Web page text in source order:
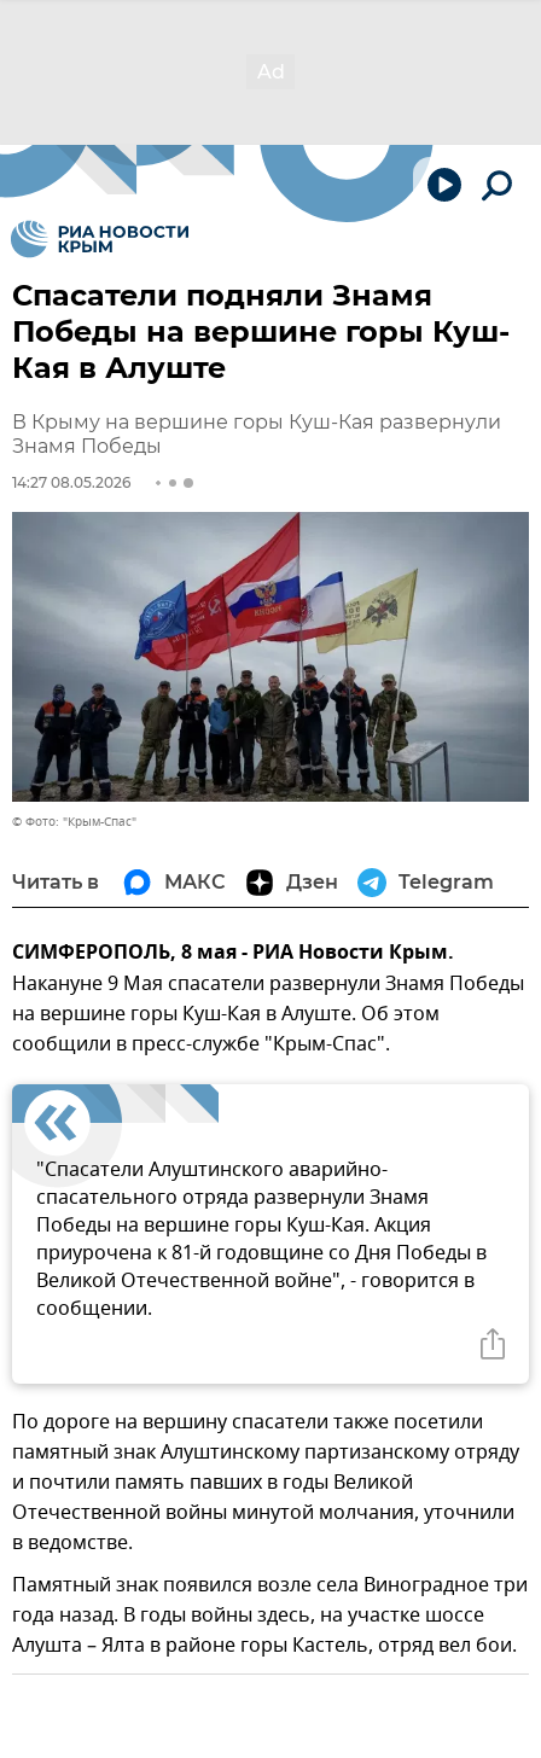
Спасатели подняли Знамя
Победы на вершине горы Куш-
Кая в Алуште
В Крыму на вершине горы Куш-Кая развернули
Знамя Победы
14:27 08.05.2026
© Фото: "Крым-Спас"
Читать в МАКС Дзен Telegram
СИМФЕРОПОЛЬ, 8 мая - РИА Новости Крым.
Накануне 9 Мая спасатели развернули Знамя Победы
на вершине горы Куш-Кая в Алуште. Об этом
сообщили в пресс-службе "Крым-Спас".
"Спасатели Алуштинского аварийно-
спасательного отряда развернули Знамя
Победы на вершине горы Куш-Кая. Акция
приурочена к 81-й годовщине со Дня Победы в
Великой Отечественной войне", - говорится в
сообщении.
По дороге на вершину спасатели также посетили
памятный знак Алуштинскому партизанскому отряду
и почтили память павших в годы Великой
Отечественной войны минутой молчания, уточнили
в ведомстве.
Памятный знак появился возле села Виноградное три
года назад. В годы войны здесь, на участке шоссе
Алушта – Ялта в районе горы Кастель, отряд вел бои.